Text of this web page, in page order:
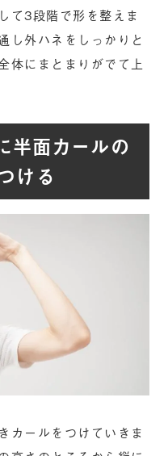
て3段階で形を整えま
し外ハネをしっかりと
体にまとまりがでて上
半面カールの
ける
カールをつけていきま